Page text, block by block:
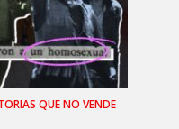
QUE NO VENDE